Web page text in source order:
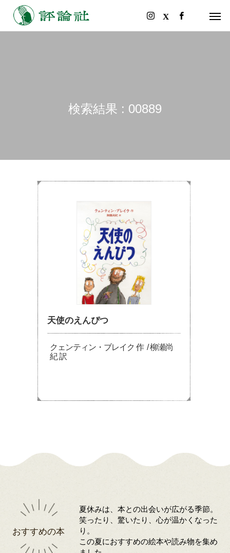
検索結果 : 00889
天使のえんぴつ
クェンティン・ブレイク 作 / 柳瀬尚
紀 訳
おすすめの本
夏休みは、本との出会いが広がる季節。
笑ったり、驚いたり、心が温かくなった
り。
この夏におすすめの絵本や読み物を集め